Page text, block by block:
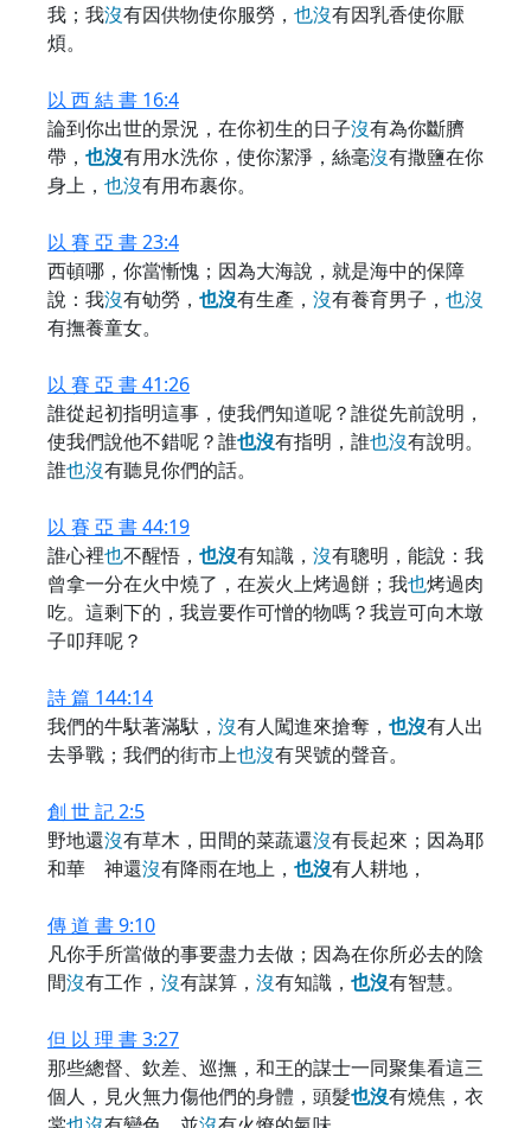
我；我沒有因供物使你服勞， 也沒有因乳香使你厭
煩。
以 西 結 書 16:4
論到你出世的景況，在你初生的日子沒有為你斷臍
帶， 也沒有用水洗你，使你潔淨，絲毫沒有撒鹽在你
身上， 也沒有用布裹你。
以 賽 亞 書 23:4
西頓哪，你當慚愧；因為大海說，就是海中的保障
說：我沒有劬勞， 也沒有生產， 沒有養育男子， 也沒
有撫養童女。
以 賽 亞 書 41:26
誰從起初指明這事，使我們知道呢？誰從先前說明，
使我們說他不錯呢？誰也沒有指明，誰也沒有說明。
誰也沒有聽見你們的話。
以 賽 亞 書 44:19
誰心裡也不醒悟， 也沒有知識， 沒有聰明，能說：我
曾拿一分在火中燒了，在炭火上烤過餅；我也烤過肉
吃。這剩下的，我豈要作可憎的物嗎？我豈可向木墩
子叩拜呢？
詩 篇 144:14
我們的牛馱著滿馱， 沒有人闖進來搶奪， 也沒有人出
去爭戰；我們的街市上也沒有哭號的聲音。
創 世 記 2:5
野地還沒有草木，田間的菜蔬還沒有長起來；因為耶
和華 神還沒有降雨在地上， 也沒有人耕地，
傳 道 書 9:10
凡你手所當做的事要盡力去做；因為在你所必去的陰
間沒有工作， 沒有謀算， 沒有知識， 也沒有智慧。
但 以 理 書 3:27
那些總督、欽差、巡撫，和王的謀士一同聚集看這三
個人，見火無力傷他們的身體，頭髮也沒有燒焦，衣